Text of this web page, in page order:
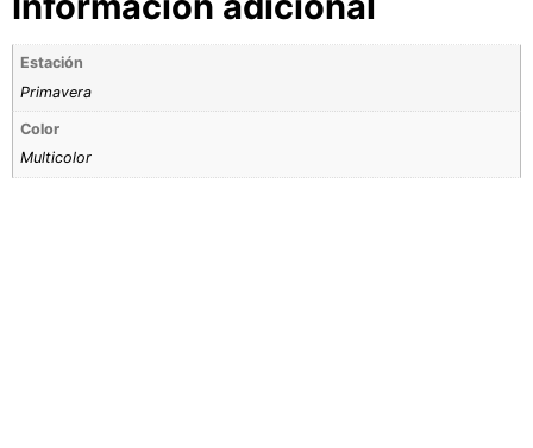
Estación
Primavera
Color
Multicolor